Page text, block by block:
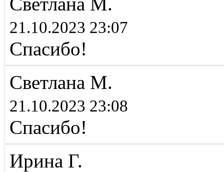
21.10.2023 23:07
Спасибо!
Светлана М.
21.10.2023 23:08
Спасибо!
Ирина Г.